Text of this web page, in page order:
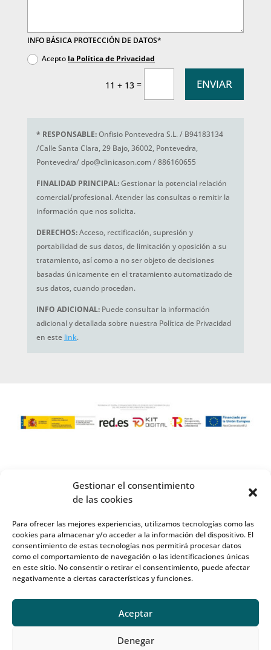
Gestionar el consentimiento
de las cookies
Para ofrecer las mejores experiencias, utilizamos tecnologías como las
cookies para almacenar y/o acceder a la información del dispositivo. El
consentimiento de estas tecnologías nos permitirá procesar datos
como el comportamiento de navegación o las identificaciones únicas
en este sitio. No consentir o retirar el consentimiento, puede afectar
negativamente a ciertas características y funciones.
Aceptar
Denegar
INFO BÁSICA PROTECCIÓN DE DATOS*
Acepto la Política de Privacidad
11 + 13 = ENVIAR
* RESPONSABLE:Onfisio Pontevedra S.L. / B94183134
/Calle Santa Clara, 29 Bajo, 36002, Pontevedra,
Pontevedra/ dpo@clinicason.com / 886160655
FINALIDAD PRINCIPAL:Gestionar la potencial relación
comercial/profesional. Atender las consultas o remitir la
información que nos solicita.
DERECHOS:Acceso, rectificación, supresión y
portabilidad de sus datos, de limitación y oposición a su
tratamiento, así como a no ser objeto de decisiones
basadas únicamente en el tratamiento automatizado de
sus datos, cuando procedan.
INFO ADICIONAL: Puede consultar la información
adicional y detallada sobre nuestra Política de Privacidad
en este link.